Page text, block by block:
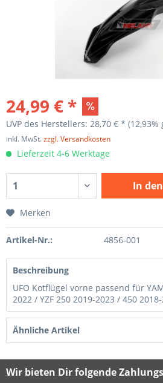
24,99 € *
UVP des Herstellers: 28,70 € * (12,93%
inkl. MwSt.zzgl. Versandkosten
Lieferzeit 4-6 Werktage
In den
Merken
Artikel-Nr.: 4856-001
Beschreibung
UFO Kotflügel vorne passend für
2022 / YZF 250 2019-2023 / 450
Ähnliche Artikel
Wir bieten Dir folgende